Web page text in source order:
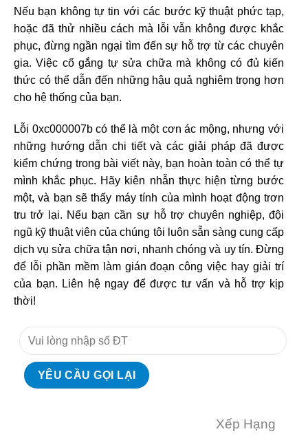
Nếu bạn không tự tin với các bước kỹ thuật phức tạp,
hoặc đã thử nhiều cách mà lỗi vẫn không được khắc
phục, đừng ngần ngại tìm đến sự hỗ trợ từ các chuyên
gia. Việc cố gắng tự sửa chữa mà không có đủ kiến
thức có thể dẫn đến những hậu quả nghiêm trọng hơn
cho hệ thống của bạn.
Lỗi 0xc000007b có thể là một cơn ác mộng, nhưng với
những hướng dẫn chi tiết và các giải pháp đã được
kiểm chứng trong bài viết này, bạn hoàn toàn có thể tự
mình khắc phục. Hãy kiên nhẫn thực hiện từng bước
một, và bạn sẽ thấy máy tính của mình hoạt động trơn
tru trở lại. Nếu bạn cần sự hỗ trợ chuyên nghiệp, đội
ngũ kỹ thuật viên của chúng tôi luôn sẵn sàng cung cấp
dịch vụ sửa chữa tận nơi, nhanh chóng và uy tín. Đừng
để lỗi phần mềm làm gián đoạn công việc hay giải trí
của bạn. Liên hệ ngay để được tư vấn và hỗ trợ kịp
thời!
Xếp Hạng